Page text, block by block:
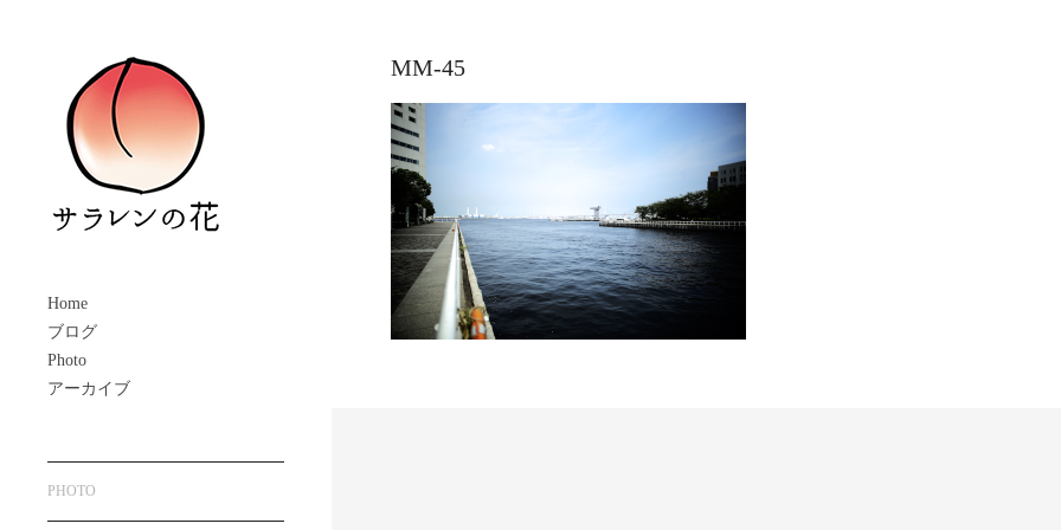
Home
ブログ
Photo
アーカイブ
PHOTO
MM-45